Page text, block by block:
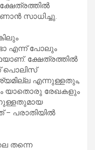
ക്ഷേത്രത്തില്‍
സാധിച്ചു.
എന്ന് പോലും
ക്ഷേത്രത്തില്‍
പൊലിസ്
എന്നുള്ളതും,
യാതൊരു രേഖകളും
പരാതിയില്‍
തന്നെ